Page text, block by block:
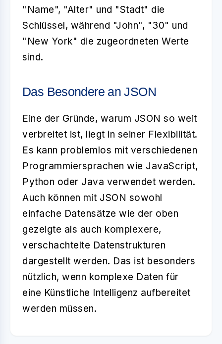
"Name", "Alter" und "Stadt" die
Schlüssel, während "John", "30" und
"New York" die zugeordneten Werte
sind.
Das Besondere an JSON
Eine der Gründe, warum JSON so weit
verbreitet ist, liegt in seiner Flexibilität.
Es kann problemlos mit verschiedenen
Programmiersprachen wie JavaScript,
Python oder Java verwendet werden.
Auch können mit JSON sowohl
einfache Datensätze wie der oben
gezeigte als auch komplexere,
verschachtelte Datenstrukturen
dargestellt werden. Das ist besonders
nützlich, wenn komplexe Daten für
eine Künstliche Intelligenz aufbereitet
werden müssen.